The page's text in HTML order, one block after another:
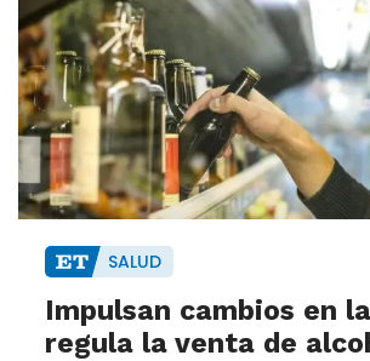
SALUD
Impulsan cambios en
regula la venta de